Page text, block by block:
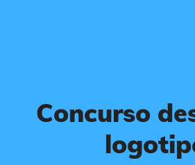
Concurso